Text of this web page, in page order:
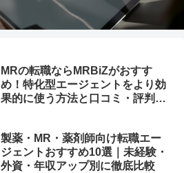
MRの転職ならMRBiZがおすす
め！特化型エージェントをより効
果的に使う方法と口コミ・評判を
製薬・MR・薬剤師向け転職エー
ジェントおすすめ10選｜未経験・
外資・年収アップ別に徹底比較